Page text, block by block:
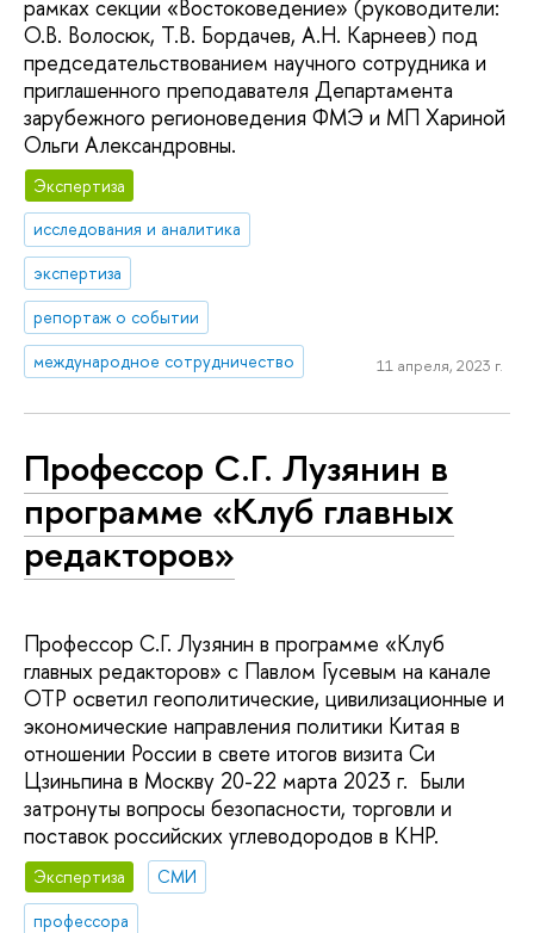
рамках секции «Востоковедение» (руководители:
О.В. Волосюк, Т.В. Бордачев, А.Н. Карнеев) под
председательствованием научного сотрудника и
приглашенного преподавателя Департамента
зарубежного регионоведения ФМЭ и МП Хариной
Ольги Александровны.
Экспертиза
исследования и аналитика
экспертиза
репортаж о событии
международное сотрудничество
11 апреля, 2023 г.
Профессор С.Г. Лузянин в
программе «Клуб главных
редакторов»
Профессор С.Г. Лузянин в программе «Клуб
главных редакторов» с Павлом Гусевым на канале
ОТР осветил геополитические, цивилизационные и
экономические направления политики Китая в
отношении России в свете итогов визита Си
Цзиньпина в Москву 20-22 марта 2023 г. Были
затронуты вопросы безопасности, торговли и
поставок российских углеводородов в КНР.
Экспертиза
СМИ
профессора